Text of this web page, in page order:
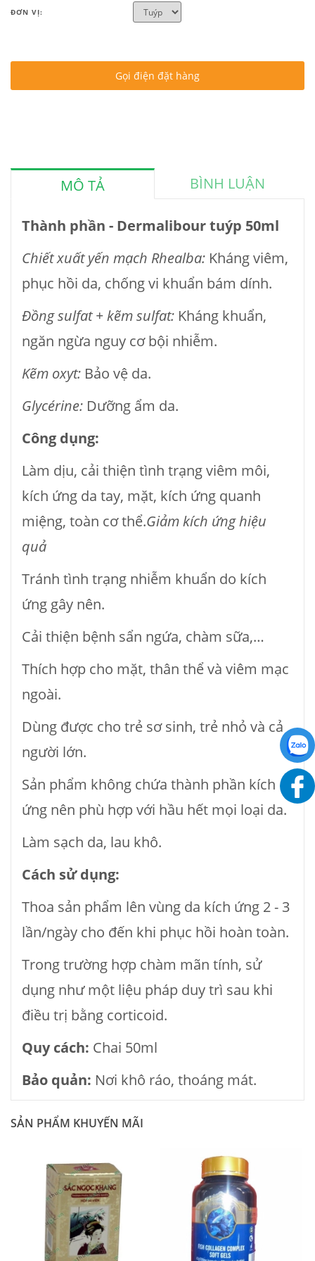
ĐƠN VỊ:
Gọi điện đặt hàng
MÔ TẢ BÌNH LUẬN
Thành phần - Dermalibour tuýp 50ml
Chiết xuất yến mạch Rhealba: Kháng viêm,
phục hồi da, chống vi khuẩn bám dính.
Đồng sulfat + kẽm sulfat: Kháng khuẩn,
ngăn ngừa nguy cơ bội nhiễm.
Kẽm oxyt: Bảo vệ da.
Glycérine: Dưỡng ẩm da.
Công dụng:
Làm dịu, cải thiện tình trạng viêm môi,
kích ứng da tay, mặt, kích ứng quanh
miệng, toàn cơ thể.Giảm kích ứng hiệu
quả
Tránh tình trạng nhiễm khuẩn do kích
ứng gây nên.
Cải thiện bệnh sẩn ngứa, chàm sữa,…
Thích hợp cho mặt, thân thể và viêm mạc
ngoài.
Dùng được cho trẻ sơ sinh, trẻ nhỏ và cả
người lớn.
Sản phẩm không chứa thành phần kích
ứng nên phù hợp với hầu hết mọi loại da.
Làm sạch da, lau khô.
Cách sử dụng:
Thoa sản phẩm lên vùng da kích ứng 2 - 3
lần/ngày cho đến khi phục hồi hoàn toàn.
Trong trường hợp chàm mãn tính, sử
dụng như một liệu pháp duy trì sau khi
điều trị bằng corticoid.
Quy cách: Chai 50ml
Bảo quản: Nơi khô ráo, thoáng mát.
SẢN PHẨM KHUYẾN MÃI